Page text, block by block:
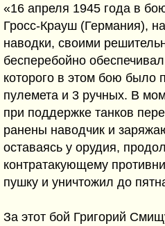
«16 апреля 1945 года в
Гросс-Крауш (Германия),
наводки, своими
бесперебойно
которого в этом бою было
пулемета и 3 ручных. В
при поддержке танков
ранены наводчик и
оставаясь у орудия,
контратакующему
пушку и уничтожил до
За этот бой Григорий